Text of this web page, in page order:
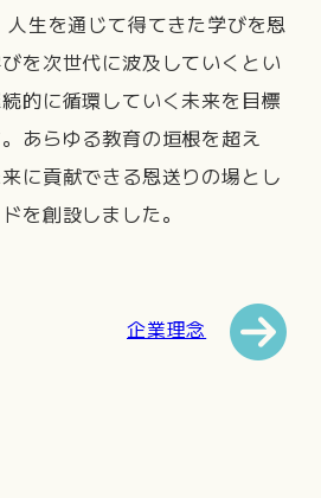
生を通じて得てきた学びを恩
を次世代に波及していくとい
的に循環していく未来を目標
あらゆる教育の垣根を超え
に貢献できる恩送りの場とし
を創設しました。
企業理念